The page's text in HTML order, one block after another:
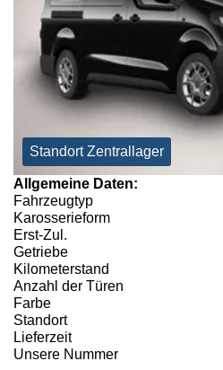
Standort Zentrallager
Allgemeine Daten:
Fahrzeugtyp
Karosserieform
Erst-Zul.
Getriebe
Kilometerstand
Anzahl der Türen
Farbe
Standort
Lieferzeit
Unsere Nummer